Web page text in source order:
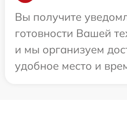
Вы получите
готовности Вашей
и мы организуем
удобное место и